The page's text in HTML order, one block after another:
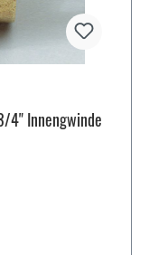
Geka Plus Gewindestücke mit 3/4" Innengwinde